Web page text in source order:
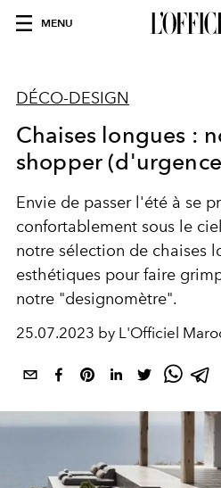
MENU
DÉCO-DESIGN
Chaises longues :
shopper
Envie de passer l'été à se
confortablement sous le
notre sélection de chaises
esthétiques pour faire
notre "designomètre".
25.07.2023 by L'Officiel